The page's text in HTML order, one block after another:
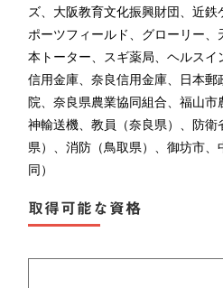
ズ、大阪教育文化振興財団、近
ポーツフィールド、グローリー、
本トーター、スギ薬局、ヘルス
信用金庫、奈良信用金庫、日本郵
院、奈良県農業協同組合、福山市
神輸送機、教員（奈良県）、防衛
県）、消防（鳥取県）、御坊市
同）
取得可能な資格